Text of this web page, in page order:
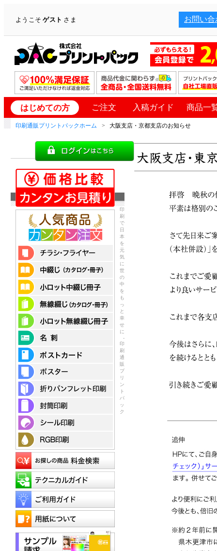
ようこそゲスト さま お問い合
はじめての方 ご注文 入稿ガイド 商品一
印刷通販プリントパックホーム 大阪支店・京都支店のお知らせ
印
刷
で
日
本
を
元
気
に
世
の
中
を
も
っ
と
幸
せ
に
-
印
刷
通
販
プ
リ
ン
ト
パ
ッ
ク